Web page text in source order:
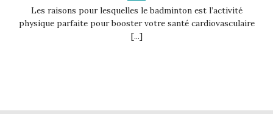
Les raisons pour lesquelles le badminton est l’activité
physique parfaite pour booster votre santé cardiovasculaire
[...]